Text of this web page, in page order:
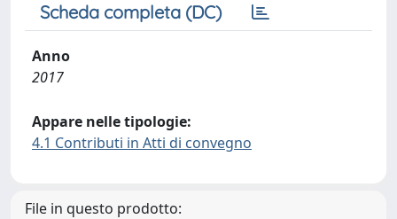
Scheda completa (DC)
Anno
2017
Appare nelle tipologie:
4.1 Contributi in Atti di convegno
File in questo prodotto: